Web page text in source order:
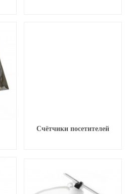
Счётчики посетителей